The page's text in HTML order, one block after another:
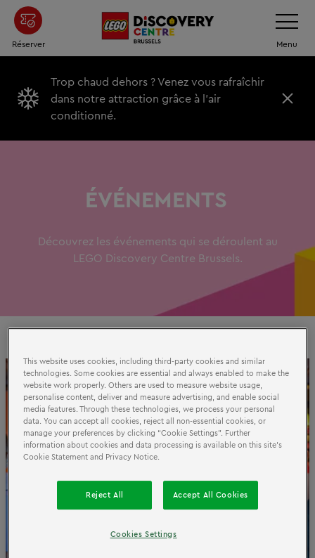
Passer
contenu
principal
Réserver
Basculer
la
Menu
Trop chaud dehors ? Venez vous rafraîchir
dans notre attraction grâce à l'air
conditionné.
f
m
ÉVÉNEMENTS
Découvrez les événements qui se déroulent au
LEGO Discovery Centre Brussels.
This website uses cookies, including third-party cookies and similar
technologies. Some cookies are essential and always enabled to make the
website work properly. Others are used to measure website usage,
personalise content, deliver and measure advertising, and enable social
media features. Through these technologies, we process your personal
data. You can accept all cookies, reject all non-essential cookies, or
manage your preferences by clicking “Cookie Settings”. Further
information about cookies and data processing is available on this site’s
Cookie Statement and Privacy Notice.
Reject All Accept All Cookies
Cookies Settings